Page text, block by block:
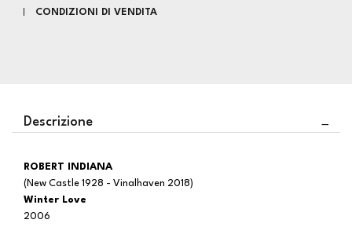
CONDIZIONI DI VENDITA
Descrizione
ROBERT INDIANA
(New Castle 1928 - Vinalhaven 2018)
Winter Love
2006